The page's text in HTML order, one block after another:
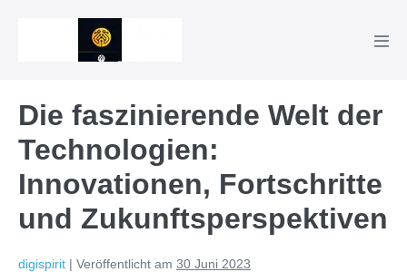
Die faszinierende Welt der
Technologien:
Innovationen, Fortschritte
und Zukunftsperspektiven
digispirit | Veröffentlicht am 30 Juni 2023